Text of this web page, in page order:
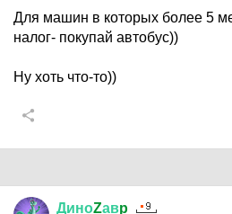
Для машин в которых более 5
налог- покупай автобус))
Ну хоть что-то))
ДиноZавp